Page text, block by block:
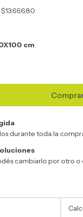
$13.666,80
cm
durante toda la
cambiarlo por otro o